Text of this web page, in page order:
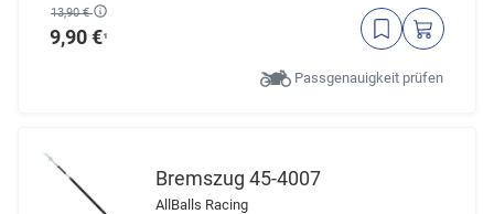
13,90 €
9,90 €¹
Passgenauigkeit prüfen
Bremszug 45-4007
AllBalls Racing